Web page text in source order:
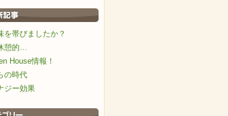
を帯びましたか？
憩的…
House情報！
の時代
ジー効果